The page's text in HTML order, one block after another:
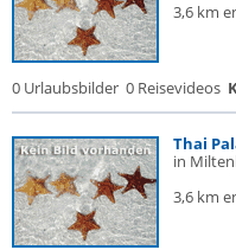
3,6 km
0 Urlaubsbilder 0 Reisevideos
Thai
in
3,6 km